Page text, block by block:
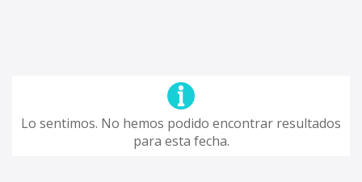
Lo sentimos. No hemos podido encontrar resultados
para esta fecha.